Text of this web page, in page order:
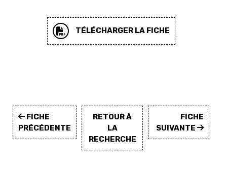
TÉLÉCHARGER LA FICHE
FICHE
PRÉCÉDENTE
RETOUR À
LA
RECHERCHE
FICHE
SUIVANTE